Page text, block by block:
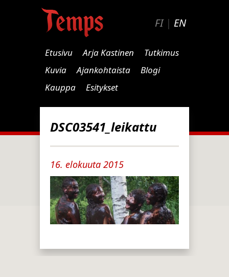
FI| EN
Etusivu Arja Kastinen
Tutkimus
Kuvia
Ajankohtaista
Blogi
Kauppa
Esitykset
DSC03541_leikattu
16. elokuuta 2015